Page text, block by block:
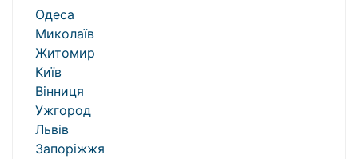
Одеса
Миколаїв
Житомир
Київ
Вінниця
Ужгород
Львів
Запоріжжя